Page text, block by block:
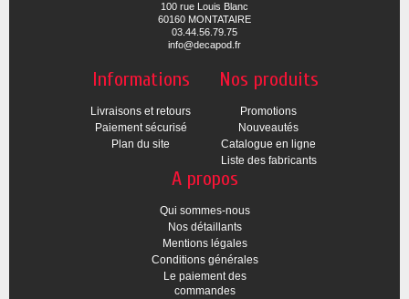
100 rue Louis Blanc
60160 MONTATAIRE
03.44.56.79.75
info@decapod.fr
Informations
Livraisons et retours
Paiement sécurisé
Plan du site
Nos produits
Promotions
Nouveautés
Catalogue en ligne
Liste des fabricants
A propos
Qui sommes-nous
Nos détaillants
Mentions légales
Conditions générales
Le paiement des
commandes